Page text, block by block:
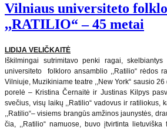
Vilniaus universiteto
,,RATILIO“ – 45 metai
LIDIJA VELIČKAITĖ
Iškilmingai sutrimitavo penki ragai,
universiteto folkloro ansamblio ,,Ratilio“ rėdos
Vilniuje, Muzikiniame teatre ,,New York“ sausio
porelė – Kristina Černaitė ir Justinas Kilpys
svečius, visų laikų ,,Ratilio“ vadovus ir ratiliokus,
,,Ratilio“– visiems brangūs amžinos jaunystės,
čia, ,,Ratilio“ namuose, buvo įtvirtinta lietuviška